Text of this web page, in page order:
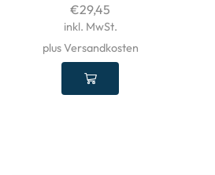
€29,45
inkl. MwSt.
plus Versandkosten